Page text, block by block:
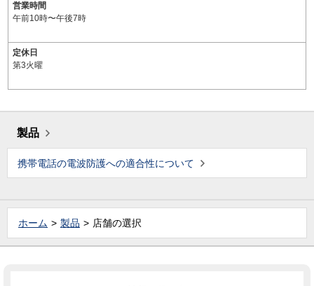
営業時間
午前10時〜午後7時
定休日
第3火曜
製品
携帯電話の電波防護への適合性について
ホーム 製品 店舗の選択